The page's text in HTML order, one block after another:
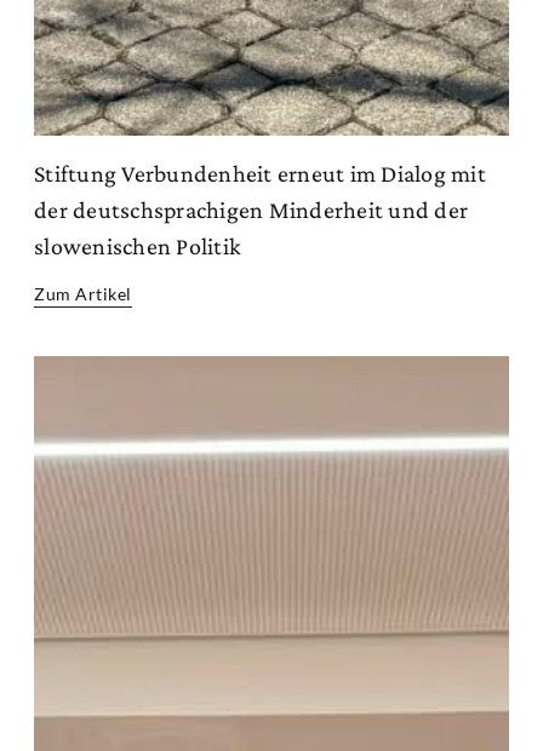
Stiftung Verbundenheit erneut im Dialog mit
der deutschsprachigen Minderheit und der
slowenischen Politik
Zum Artikel